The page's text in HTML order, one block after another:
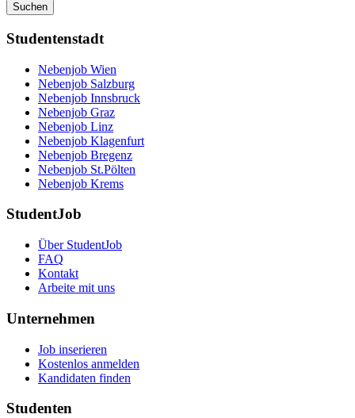
Suchen
Studentenstadt
Nebenjob Wien
Nebenjob Salzburg
Nebenjob Innsbruck
Nebenjob Graz
Nebenjob Linz
Nebenjob Klagenfurt
Nebenjob Bregenz
Nebenjob St.Pölten
Nebenjob Krems
StudentJob
Über StudentJob
FAQ
Kontakt
Arbeite mit uns
Unternehmen
Job inserieren
Kostenlos anmelden
Kandidaten finden
Studenten